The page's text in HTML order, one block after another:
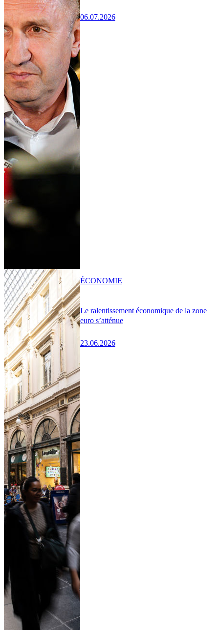
06.07.2026
Le ralentissement économique de la zone
euro s’atténue
23.06.2026
ÉCONOMIE